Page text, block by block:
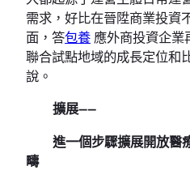
需求，好比在晉陞商業投資
面，答包養 應外商投資企業
聯合試點地域的成長定位和
說。
擴展——
進一個步驟擴展開放醫
疇